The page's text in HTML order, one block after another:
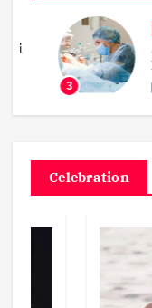
Celebration